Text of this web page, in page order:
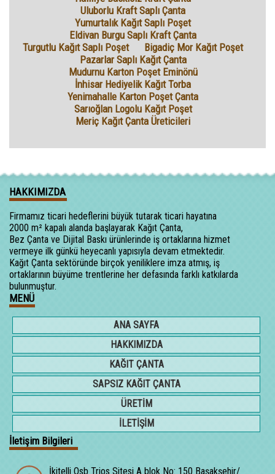
Uluborlu Kraft Saplı Çanta
Yumurtalık Kağıt Saplı Poşet
Eldivan Burgu Saplı Kraft Çanta
Turgutlu Kağıt Saplı Poşet
Bigadiç Mor Kağıt Poşet
Pazarlar Saplı Kağıt Çanta
Mudurnu Karton Poşet Eminönü
İnhisar Hediyelik Kağıt Torba
Yenimahalle Karton Poşet Çanta
Sarıoğlan Logolu Kağıt Poşet
Meriç Kağıt Çanta Üreticileri
HAKKIMIZDA
Firmamız ticari hedeflerini büyük tutarak ticari hayatına
2000 m² kapalı alanda başlayarak Kağıt Çanta,
Bez Çanta ve Dijital Baskı ürünlerinde iş ortaklarına hizmet
vermeye ilk günkü heyecanlı yapısıyla devam etmektedir.
Kağıt Çanta sektöründe birçok yeniliklere imza atmış, iş
ortaklarının büyüme trentlerine her defasında farklı katkılarda
bulunmuştur.
MENÜ
ANA SAYFA
HAKKIMIZDA
KAĞIT ÇANTA
SAPSIZ KAĞIT ÇANTA
ÜRETİM
İLETİŞİM
İletişim Bilgileri
İkitelli Osb Trios Sitesi A blok No: 150 Başakşehir/